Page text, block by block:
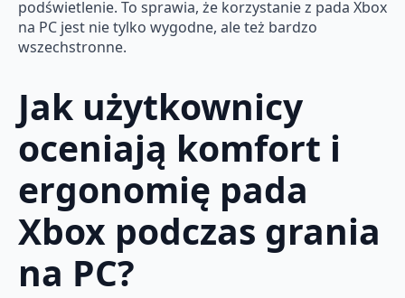
podświetlenie. To sprawia, że korzystanie z pada Xbox
na PC jest nie tylko wygodne, ale też bardzo
wszechstronne.
Jak użytkownicy
oceniają komfort i
ergonomię pada
Xbox podczas grania
na PC?